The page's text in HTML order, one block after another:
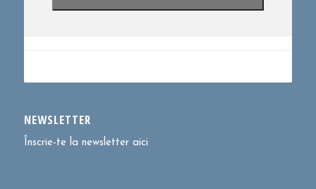
NEWSLETTER
Înscrie-te la newsletter aici